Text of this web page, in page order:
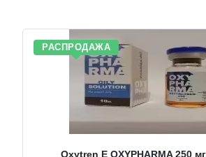
РАСПРОДАЖА
Oxytren E OXYPHARMA 250